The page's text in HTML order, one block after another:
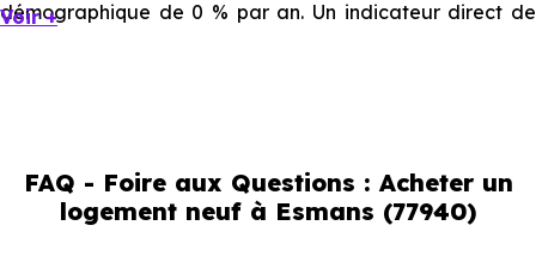
démographique de 0 % par an. Un indicateur direct de
démographique qui renseigne directement sur la
demande locative locale et les typologies de biens les
Voir +
FAQ - Foire aux Questions : Acheter un
logement neuf à Esmans (77940)